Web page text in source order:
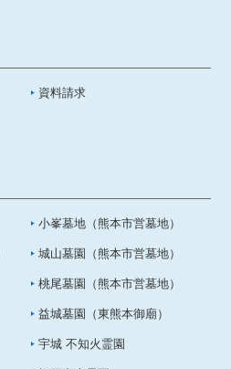
資料請求
小峯墓地（熊本市営墓地）
城山墓園（熊本市営墓地）
桃尾墓園（熊本市営墓地）
益城墓園（東熊本御廟）
宇城 不知火霊園